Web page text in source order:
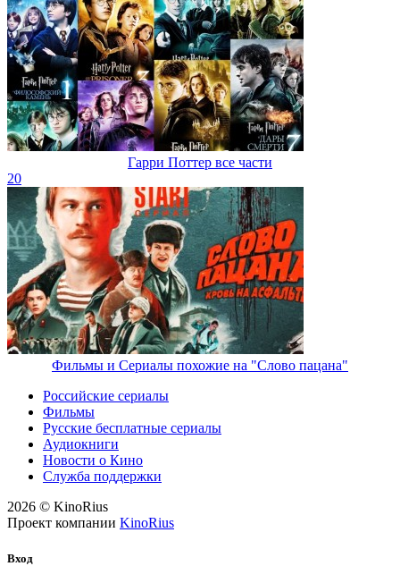
Гарри Поттер все части
20
Фильмы и Сериалы похожие на "Слово пацана"
Российские сериалы
Фильмы
Русские бесплатные сериалы
Аудиокниги
Новости о Кино
Служба поддержки
2026 © KinoRius
Проект компании KinoRius
Вход